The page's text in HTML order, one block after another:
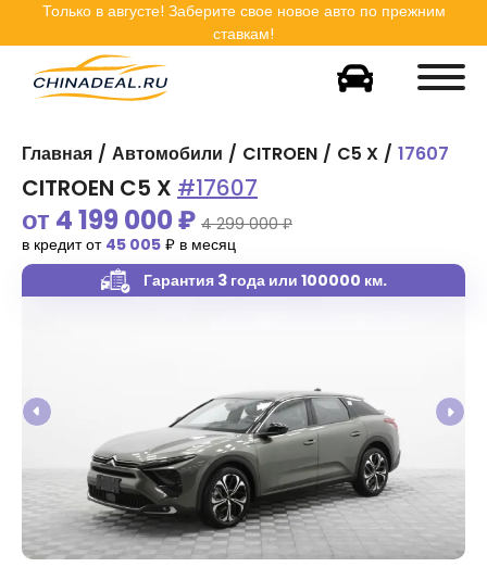
Только в августе! Заберите свое новое авто по прежним
ставкам!
Главная Автомобили CITROEN C5 X 17607
Гарантия 3 года или 100000 км.
от 4 199 000₽ 4 299 000 ₽
в кредит от 45 005 ₽ в месяц
CITROEN C5 X #17607